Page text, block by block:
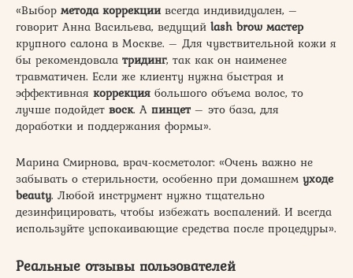
«Выбор метода коррекциивсегда индивидуален, –
говорит Анна Васильева, ведущий lash brow мастер
крупного салона в Москве. – Для чувствительной кожи я
бы рекомендовала тридинг, так как он наименее
травматичен. Если же клиенту нужна быстрая и
эффективная коррекция большого объема волос, то
лучше подойдет воск. А пинцет – это база, для
доработки и поддержания формы».
Марина Смирнова, врач-косметолог: «Очень важно не
забывать о стерильности, особенно при домашнем уходе
beauty. Любой инструмент нужно тщательно
дезинфицировать, чтобы избежать воспалений. И всегда
используйте успокаивающие средства после процедуры».
Реальные отзывы пользователей